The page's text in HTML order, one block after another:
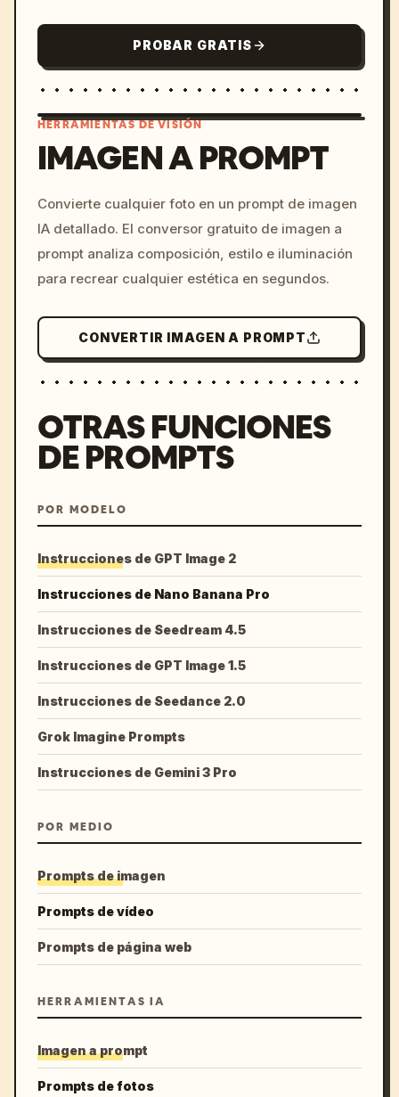
PROBAR GRATIS
c, cyberpunk sunset, neon
colors, 8k --v 6.0
HERRAMIENTAS DE VISIÓN
IMAGEN A PROMPT
Convierte cualquier foto en un prompt de imagen
IA detallado. El conversor gratuito de imagen a
prompt analiza composición, estilo e iluminación
para recrear cualquier estética en segundos.
CONVERTIR IMAGEN A PROMPT
OTRAS FUNCIONES
DE PROMPTS
POR MODELO
Instrucciones de GPT Image 2
Instrucciones de Nano Banana Pro
Instrucciones de Seedream 4.5
Instrucciones de GPT Image 1.5
Instrucciones de Seedance 2.0
Grok Imagine Prompts
Instrucciones de Gemini 3 Pro
POR MEDIO
Prompts de imagen
Prompts de vídeo
Prompts de página web
HERRAMIENTAS IA
Imagen a prompt
Prompts de fotos